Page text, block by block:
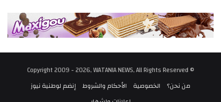
© Copyright 2009 - 2026, WATANIA NEWS, All Rights Reserved
من نحن؟
الخصوصية الأحكام والشروط إنضم لوطنية نيوز